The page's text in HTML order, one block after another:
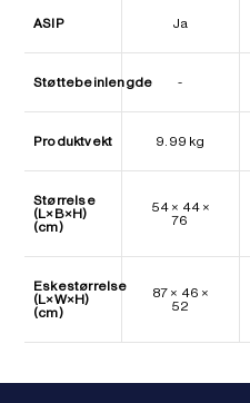
ASIP Ja
Støttebeinlengde -
Produktvekt 9.99 kg
Størrelse
(L×B×H)
(cm)
54 × 44 ×
76
Eskestørrelse
(L×W×H)
(cm)
87 × 46 ×
52